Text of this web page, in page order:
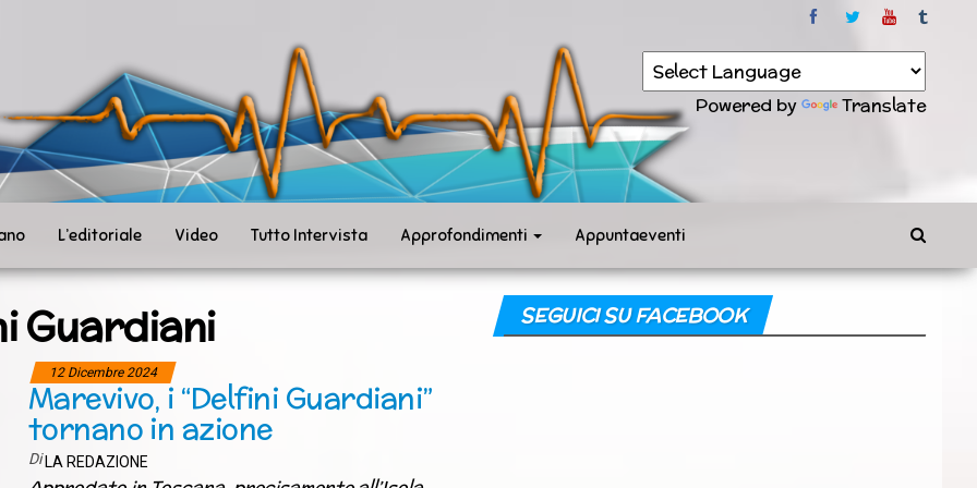
Powered by Translate
L’editoriale Video Tutto Intervista Approfondimenti Appuntaeventi
Guardiani
12 Dicembre 2024
Marevivo, i “Delfini Guardiani”
tornano in azione
Di LA REDAZIONE
SEGUICI SU FACEBOOK